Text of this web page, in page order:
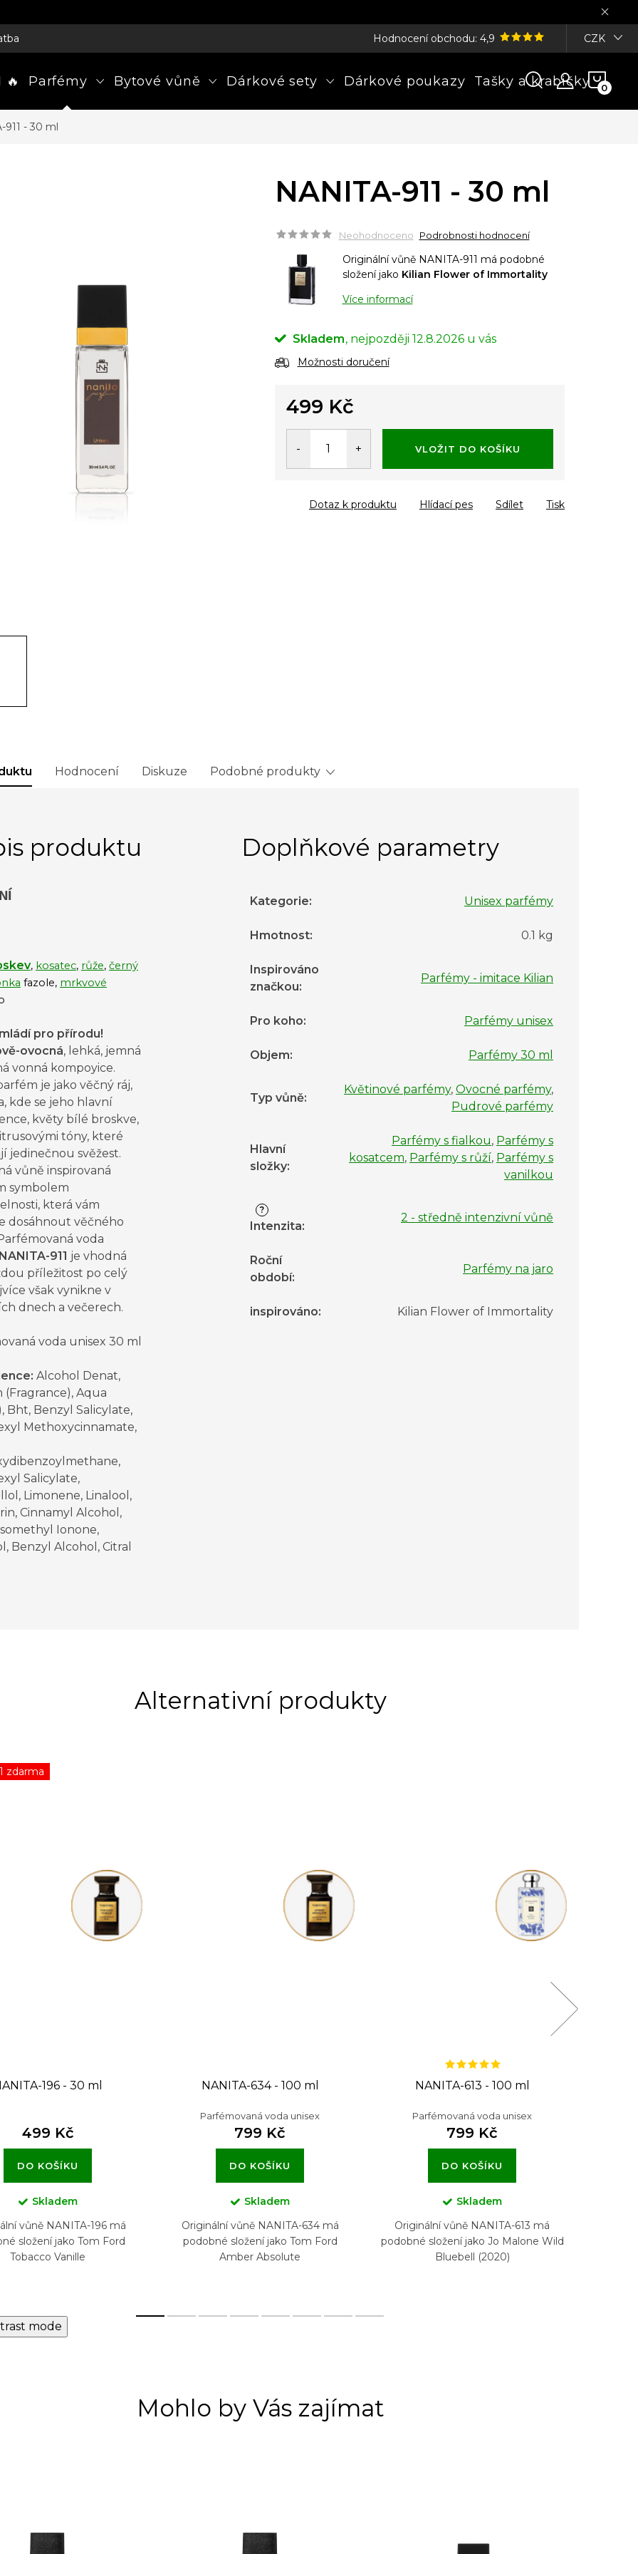
Hodnocení obchodu: 4,9 CZK
🔥 Parfémy Bytové vůně Dárkové sety Dárkové poukazy Tašky a krabičky
911 - 30 ml
NANITA-911 - 30 ml
Neohodnoceno Podrobnosti hodnocení
Originální vůně NANITA-911 má podobné
složení jako Kilian Flower of Immortality
Více informací
Skladem 12.8.2026
Možnosti doručení
499 Kč
VLOŽIT DO KOŠÍKU
Tisk
Dotaz k produktu Hlídací pes Sdílet
Hodnocení Diskuze Podobné produkty
produktu
, kosatec, růže, černý
fazole, mrkvové
pro přírodu!
ovocná, lehká, jemná
vonná kompoyice.
je jako věčný ráj,
kde se jeho hlavní
květy bílé broskve,
tóny, které
jedinečnou svěžest.
vůně inspirovaná
symbolem
která vám
dosáhnout věčného
voda
NANITA-911 je vhodná
příležitost po celý
však vynikne v
dnech a večerech.
voda unisex 30 ml
Alcohol Denat,
(Fragrance), Aqua
Bht, Benzyl Salicylate,
Methoxycinnamate,
Salicylate,
Limonene, Linalool,
Cinnamyl Alcohol,
Ionone,
Benzyl Alcohol, Citral
Doplňkové parametry
Kategorie: Unisex parfémy
Hmotnost: 0.1 kg
Inspirováno
značkou:
Parfémy - imitace Kilian
Pro koho: Parfémy unisex
Objem: Parfémy 30 ml
Typ vůně:
Květinové parfémy, Ovocné parfémy,
Pudrové parfémy
Hlavní
složky:
Parfémy s fialkou, Parfémy s
kosatcem, Parfémy s růží, Parfémy s
vanilkou
?
Intenzita:
2 - středně intenzivní vůně
Roční
období:
Parfémy na jaro
inspirováno: Kilian Flower of Immortality
zdarma
196 - 30 ml
499 Kč
DO KOŠÍKU
Skladem
vůně NANITA-196 má
složení jako Tom Ford
Tobacco Vanille
NANITA-634 - 100 ml
Parfémovaná voda unisex
799 Kč
DO KOŠÍKU
Skladem
Originální vůně NANITA-634 má
podobné složení jako Tom Ford
Amber Absolute
NANITA-613 - 100 ml
Parfémovaná voda unisex
799 Kč
DO KOŠÍKU
Skladem
Originální vůně NANITA-613 má
podobné složení jako Jo Malone Wild
Bluebell (2020)
mode
Mohlo by Vás zajímat